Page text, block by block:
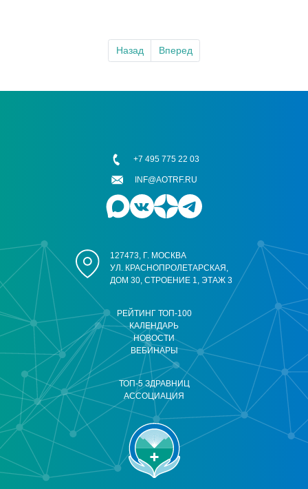
Назад Вперед
РЕЙТИНГ ТОП-100
КАЛЕНДАРЬ
НОВОСТИ
ВЕБИНАРЫ
ТОП-5 ЗДРАВНИЦ
АССОЦИАЦИЯ
127473, Г. МОСКВА
УЛ. КРАСНОПРОЛЕТАРСКАЯ,
ДОМ 30, СТРОЕНИЕ 1, ЭТАЖ 3
+7 495 775 22 03
INF@AOTRF.RU